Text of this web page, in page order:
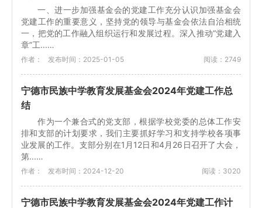
一、进一步加强基金会的党建工作充分认识加强基金会
党建工作的重要意义，坚持党的领导与基金会依法自治相统
一，把党的工作融入组织运行和发展过程。深入推动“党建入
章”工...…
作者： 发布时间：2025-01-05 阅读：2749
宁德市民族中学教育发展基金会2024年党建工作总
结
作为一个兼合式的党支部，根据学校党委的总体工作安
排和支部的计划要求，我们主要抓好学习和支持学校各项事
业发展的工作。支部分别在1月12日和4月26日召开了大会，
第...…
作者： 发布时间：2024-12-20 阅读：3020
宁德市民族中学教育发展基金会2024年党建工作计